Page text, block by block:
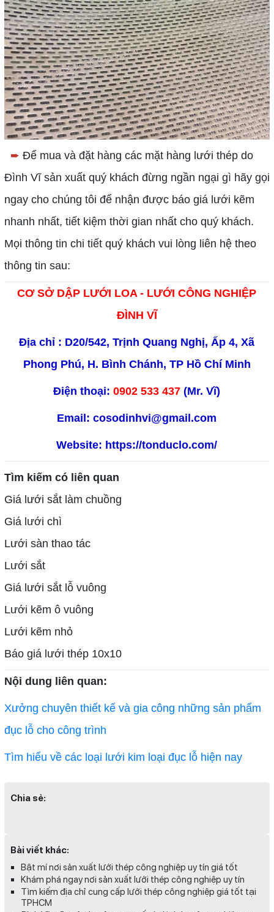
➨ Để mua và đặt hàng các mặt hàng lưới thép do
Đình Vĩ sản xuất quý khách đừng ngần ngại gì hãy gọi
ngay cho chúng tôi để nhận được báo giá lưới kẽm
nhanh nhất, tiết kiệm thời gian nhất cho quý khách.
Mọi thông tin chi tiết quý khách vui lòng liên hệ theo
thông tin sau:
CƠ SỞ DẬP LƯỚI LOA - LƯỚI CÔNG NGHIỆP
ĐÌNH VĨ
Địa chỉ : D20/542, Trịnh Quang Nghị, Ấp 4, Xã
Phong Phú, H. Bình Chánh, TP Hồ Chí Minh
Điện thoại:0902 533 437 (Mr. Vĩ)
Email: cosodinhvi@gmail.com
Website: https://tonduclo.com/
Tìm kiếm có liên quan
Giá lưới sắt làm chuồng
Giá lưới chì
Lưới sàn thao tác
Lưới sắt
Giá lưới sắt lỗ vuông
Lưới kẽm ô vuông
Lưới kẽm nhỏ
Báo giá lưới thép 10x10
Nội dung liên quan:
Xưởng chuyên thiết kế và gia công những sản phẩm
đục lỗ cho công trình
Tìm hiểu về các loại lưới kim loại đục lỗ hiện nay
Chia sẻ:
Bài viết khác:
Bật mí nơi sản xuất lưới thép công nghiệp uy tín giá tốt
Khám phá ngay nơi sản xuất lưới thép công nghiệp uy tín
Tìm kiếm địa chỉ cung cấp lưới thép công nghiệp giá tốt tại
TPHCM